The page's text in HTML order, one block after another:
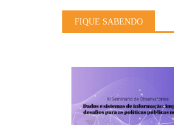
FIQUE SABENDO